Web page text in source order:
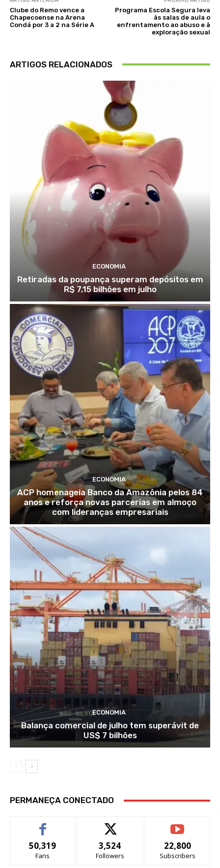
Clube do Remo vence a
Chapecoense na Arena
Condá por 3 a 2 na Série A
Programa Escola Segura leva
às salas de aula o
enfrentamento ao abuso e à
exploração sexual
ARTIGOS RELACIONADOS
ECONOMIA
Retiradas da poupança superam depósitos em
R$ 7,15 bilhões em julho
ECONOMIA
ACP homenageia Banco da Amazônia pelos 84
anos e reforça novas parcerias em almoço
com lideranças empresariais
ECONOMIA
Balança comercial de julho tem superávit de
US$ 7 bilhões
PERMANEÇA CONECTADO
50,319
Fans
3,524
Followers
22,800
Subscribers